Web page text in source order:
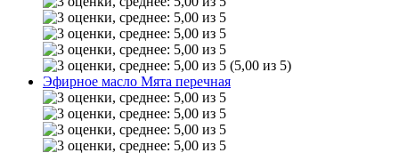
(5,00 из 5)
Эфирное масло Мята перечная